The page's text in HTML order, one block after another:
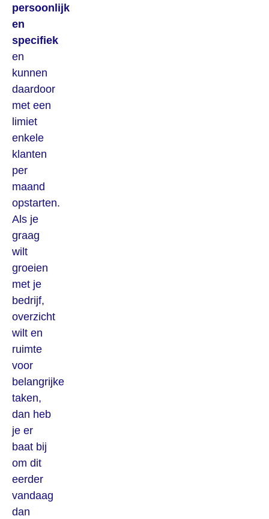
persoonlijk
en
specifiek
en
kunnen
daardoor
met een
limiet
enkele
klanten
per
maand
opstarten.
Als je
graag
wilt
groeien
met je
bedrijf,
overzicht
wilt en
ruimte
voor
belangrijke
taken,
dan heb
je er
baat bij
om dit
eerder
vandaag
dan